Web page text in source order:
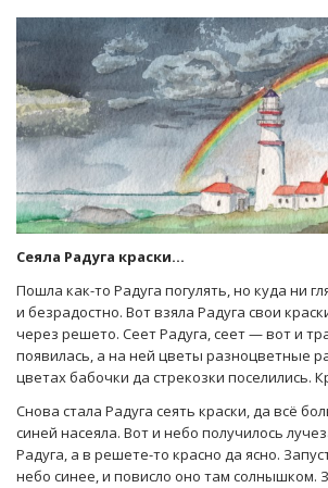
Сеяла Радуга краски…
Пошла как-то Радуга погулять, но куда ни
и безрадостно. Вот взяла Радуга свои
через решето. Сеет Радуга, сеет — вот и
появилась, а на ней цветы разноцветные
цветах бабочки да стрекозки поселились.
Снова стала Радуга сеять краски, да всё
синей насеяла. Вот и небо получилось
Радуга, а в решете-то красно да ясно.
небо синее, и повисло оно там солнышком.